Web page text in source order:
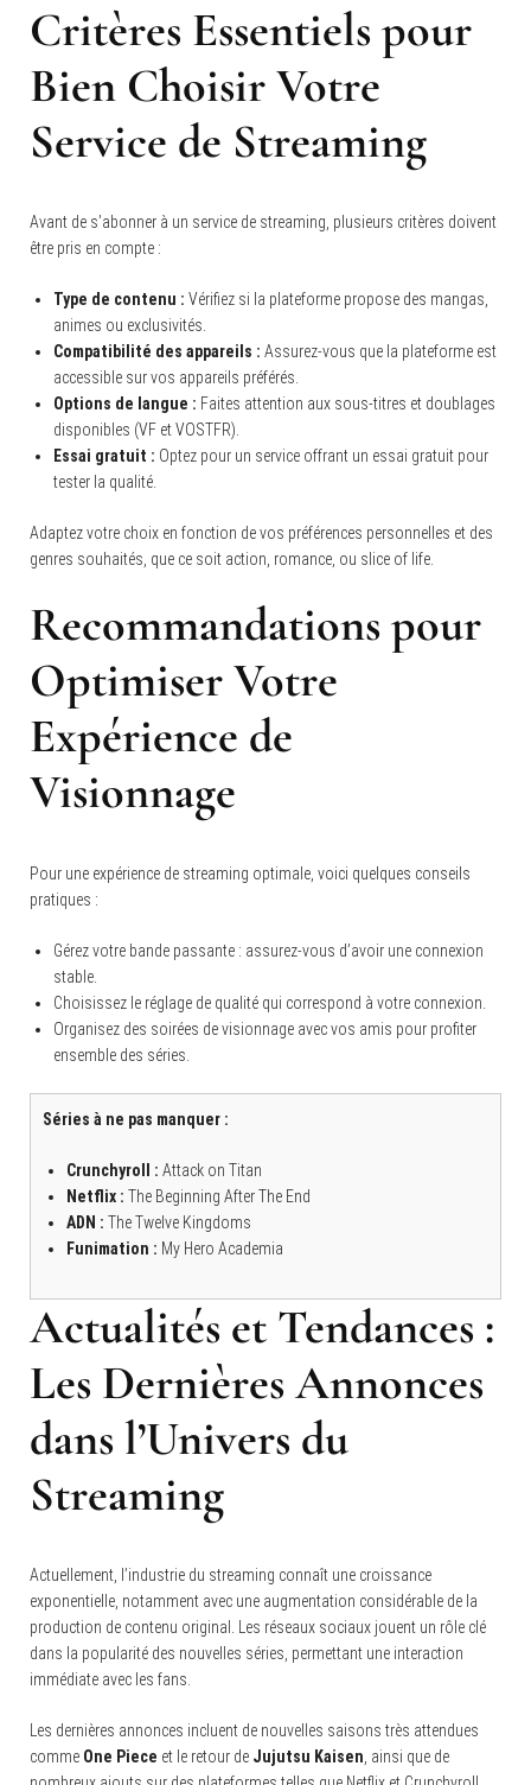
Critères Essentiels pour
Bien Choisir Votre
Service de Streaming
Avant de s’abonner à un service de streaming, plusieurs critères doivent
être pris en compte :
Type de contenu : Vérifiez si la plateforme propose des mangas,
animes ou exclusivités.
Compatibilité des appareils : Assurez-vous que la plateforme est
accessible sur vos appareils préférés.
Options de langue : Faites attention aux sous-titres et doublages
disponibles (VF et VOSTFR).
Essai gratuit : Optez pour un service offrant un essai gratuit pour
tester la qualité.
Adaptez votre choix en fonction de vos préférences personnelles et des
genres souhaités, que ce soit action, romance, ou slice of life.
Recommandations pour
Optimiser Votre
Expérience de
Visionnage
Pour une expérience de streaming optimale, voici quelques conseils
pratiques :
Gérez votre bande passante : assurez-vous d’avoir une connexion
stable.
Choisissez le réglage de qualité qui correspond à votre connexion.
Organisez des soirées de visionnage avec vos amis pour profiter
ensemble des séries.
Séries à ne pas manquer :
Crunchyroll : Attack on Titan
Netflix : The Beginning After The End
ADN : The Twelve Kingdoms
Funimation : My Hero Academia
Actualités et Tendances :
Les Dernières Annonces
dans l’Univers du
Streaming
Actuellement, l’industrie du streaming connaît une croissance
exponentielle, notamment avec une augmentation considérable de la
production de contenu original. Les réseaux sociaux jouent un rôle clé
dans la popularité des nouvelles séries, permettant une interaction
immédiate avec les fans.
Les dernières annonces incluent de nouvelles saisons très attendues
comme One Piece et le retour de Jujutsu Kaisen , ainsi que de